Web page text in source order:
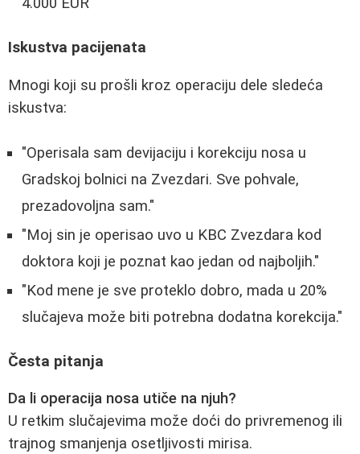
4.000 EUR
Iskustva pacijenata
Mnogi koji su prošli kroz operaciju dele sledeća
iskustva:
"Operisala sam devijaciju i korekciju nosa u
Gradskoj bolnici na Zvezdari. Sve pohvale,
prezadovoljna sam."
"Moj sin je operisao uvo u KBC Zvezdara kod
doktora koji je poznat kao jedan od najboljih."
"Kod mene je sve proteklo dobro, mada u 20%
slučajeva može biti potrebna dodatna korekcija."
Česta pitanja
Da li operacija nosa utiče na njuh?
U retkim slučajevima može doći do privremenog ili
trajnog smanjenja osetljivosti mirisa.